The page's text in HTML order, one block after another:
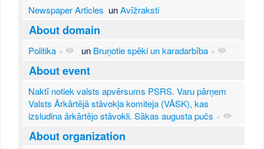
Newspaper Articles unAvīžraksti
About domain
Politika + un Bruņotie spēki un karadarbība +
About event
Naktī notiek valsts apvērsums PSRS. Varu pārņem
Valsts Ārkārtējā stāvokļa komiteja (VĀSK), kas
izsludina ārkārtējo stāvokli. Sākas augusta pučs +
About organization